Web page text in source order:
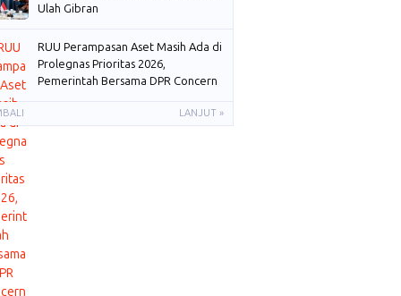
Ulah Gibran
RUU Perampasan Aset Masih Ada di
Prolegnas Prioritas 2026,
Pemerintah Bersama DPR Concern
LANJUT »